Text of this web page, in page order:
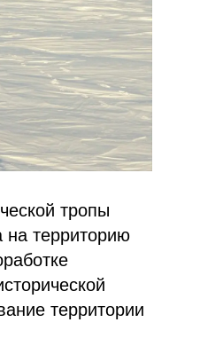
тропы
на территорию
территории